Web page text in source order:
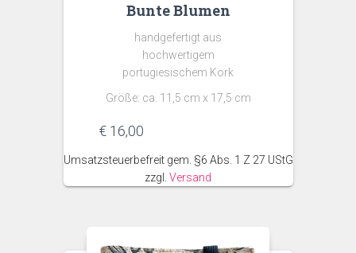
Bunte Blumen
handgefertigt aus
hochwertigem
portugiesischem Kork
Größe: ca. 11,5 cm x 17,5 cm
€ 16,00
Umsatzsteuerbefreit gem. §6 Abs. 1 Z 27 UStG
zzgl. Versand